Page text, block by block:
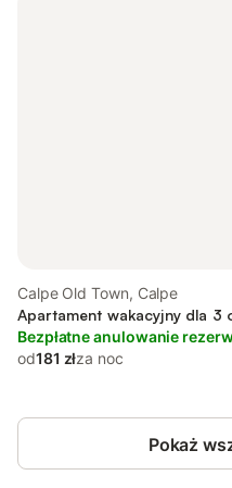
Calpe Old Town, Calpe
Apartament wakacyjny dla 3
Bezpłatne anulowanie
od181 złza noc
Pokaż